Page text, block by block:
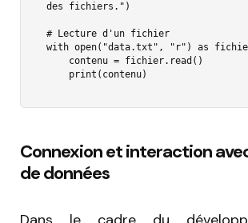
des fichiers.")
# Lecture d'un fichier
with open("data.txt", "r") as
    print(contenu)
Connexion et interaction
de données